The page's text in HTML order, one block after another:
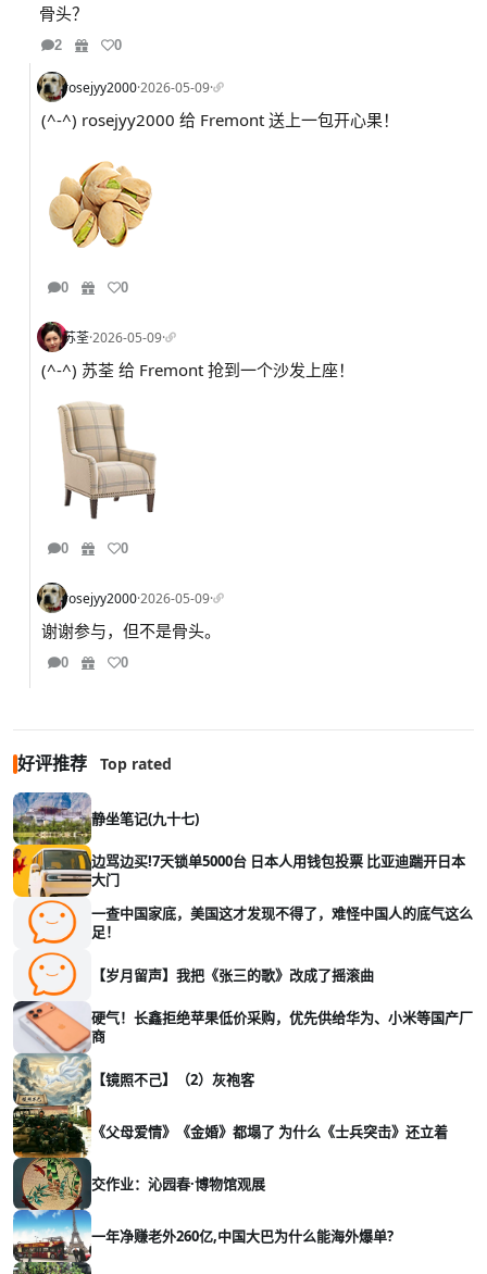
骨头？
2 0
rosejyy2000·2026-05-09·
(^-^) rosejyy2000 给 Fremont 送上一包开心果！
0 0
苏荃·2026-05-09·
(^-^) 苏荃 给 Fremont 抢到一个沙发上座！
0 0
rosejyy2000·2026-05-09·
谢谢参与，但不是骨头。
0 0
好评推荐 Top rated
静坐笔记(九十七)
边骂边买!7天锁单5000台 日本人用钱包投票 比亚迪踹开日本
大门
一查中国家底，美国这才发现不得了，难怪中国人的底气这么
足！
【岁月留声】我把《张三的歌》改成了摇滚曲
硬气！长鑫拒绝苹果低价采购，优先供给华为、小米等国产厂
商
【镜照不己】（2）灰袍客
《父母爱情》《金婚》都塌了 为什么《士兵突击》还立着
交作业：沁园春·博物馆观展
一年净赚老外260亿,中国大巴为什么能海外爆单?